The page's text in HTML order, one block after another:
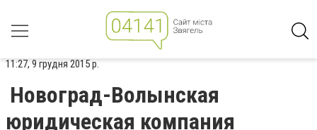
11:27, 9 грудня 2015 р.
Новоград-Волынская
юридическая компания